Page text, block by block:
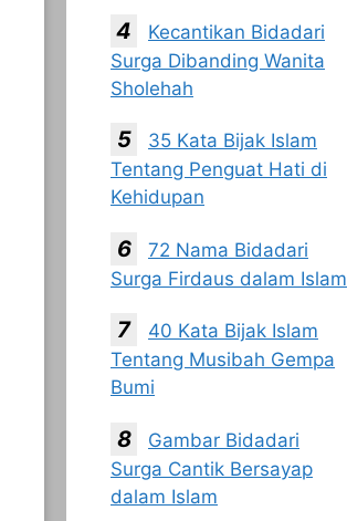
Kecantikan Bidadari
Surga Dibanding Wanita
Sholehah
35 Kata Bijak Islam
Tentang Penguat Hati di
Kehidupan
72 Nama Bidadari
Surga Firdaus dalam Islam
40 Kata Bijak Islam
Tentang Musibah Gempa
Bumi
Gambar Bidadari
Surga Cantik Bersayap
dalam Islam